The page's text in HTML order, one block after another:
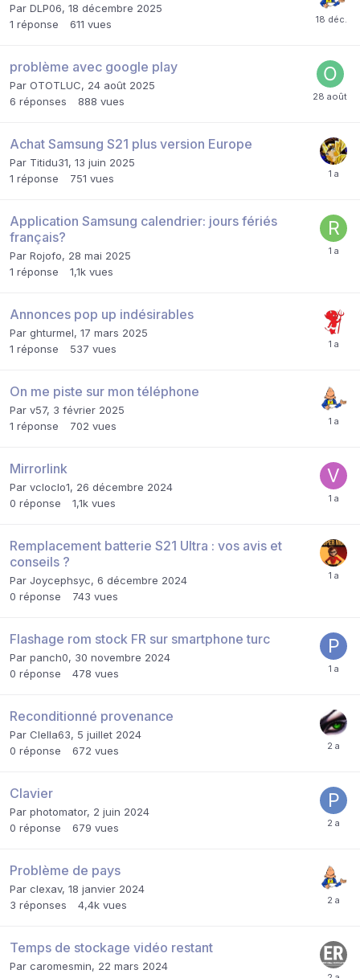
Par DLP06, 18 décembre 2025
1 réponse 611 vues
problème avec google play
Par OTOTLUC, 24 août 2025
6 réponses 888 vues
Achat Samsung S21 plus version Europe
Par Titidu31, 13 juin 2025
1 réponse 751 vues
Application Samsung calendrier: jours fériés
français?
Par Rojofo, 28 mai 2025
1 réponse 1,1k vues
Annonces pop up indésirables
Par ghturmel, 17 mars 2025
1 réponse 537 vues
On me piste sur mon téléphone
Par v57, 3 février 2025
1 réponse 702 vues
Mirrorlink
Par vcloclo1, 26 décembre 2024
0 réponse 1,1k vues
Remplacement batterie S21 Ultra : vos avis et
conseils ?
Par Joycephsyc, 6 décembre 2024
0 réponse 743 vues
Flashage rom stock FR sur smartphone turc
Par panch0, 30 novembre 2024
0 réponse 478 vues
Reconditionné provenance
Par Clella63, 5 juillet 2024
0 réponse 672 vues
Clavier
Par photomator, 2 juin 2024
0 réponse 679 vues
Problème de pays
Par clexav, 18 janvier 2024
3 réponses 4,4k vues
Temps de stockage vidéo restant
Par caromesmin, 22 mars 2024